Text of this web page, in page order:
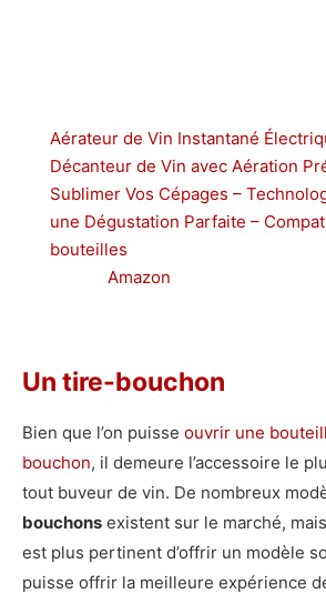
Aérateur de Vin Instantané
Décanteur de Vin avec Aération
Sublimer Vos Cépages –
une Dégustation Parfaite –
bouteilles
Amazon
Un tire-bouchon
Bien que l’on puisse ouvrir une
bouchon, il demeure l’accessoire le
tout buveur de vin. De nombreux
bouchons existent sur le marché,
est plus pertinent d’offrir un modèle
puisse offrir la meilleure expérience